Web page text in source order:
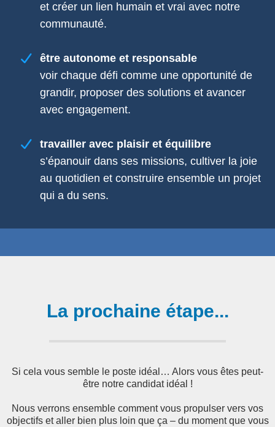
et créer un lien humain et vrai avec notre
communauté.
être autonome et responsable
voir chaque défi comme une opportunité de
grandir, proposer des solutions et avancer
avec engagement.
travailler avec plaisir et équilibre
s’épanouir dans ses missions, cultiver la joie
au quotidien et construire ensemble un projet
qui a du sens.
La prochaine étape...
Si cela vous semble le poste idéal… Alors vous êtes peut-
être notre candidat idéal !
Nous verrons ensemble comment vous propulser vers vos
objectifs et aller bien plus loin que ça – du moment que vous